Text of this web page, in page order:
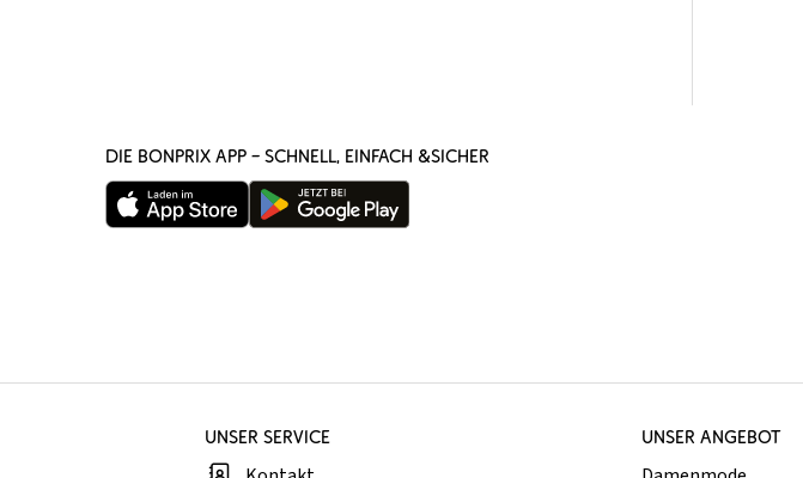
DIE BONPRIX APP – SCHNELL, EINFACH &SICHER
UNSER SERVICE UNSER ANGEBOT